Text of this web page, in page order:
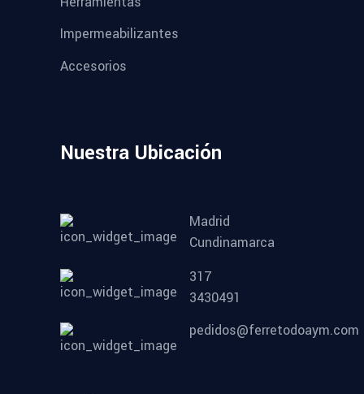
Impermeabilizantes
Accesorios
Nuestra Ubicación
Madrid
Cundinamarca
317
3430491
pedidos@ferretodoaym.com